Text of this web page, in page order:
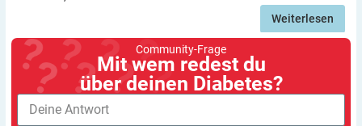
Weiterlesen
Community-Frage
Mit wem redest du
über deinen Diabetes?